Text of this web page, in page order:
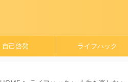
自己啓発 ライフハック